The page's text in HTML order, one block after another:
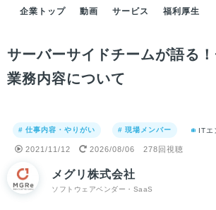
企業トップ 動画 サービス 福利厚生
サーバーサイドチームが語る
業務内容について
# 仕事内容・やりがい # 現場メンバー ITエ
2021/11/12 2026/08/06 278回視聴
メグリ株式会社
ソフトウェアベンダー・SaaS